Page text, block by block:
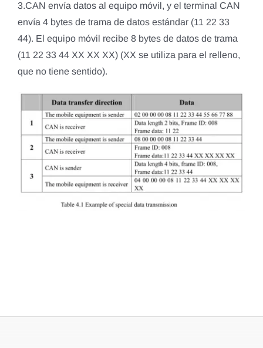
3.CAN envía datos al equipo móvil, y el terminal CAN
envía 4 bytes de trama de datos estándar (11 22 33
44). El equipo móvil recibe 8 bytes de datos de trama
(11 22 33 44 XX XX XX) (XX se utiliza para el relleno,
que no tiene sentido).